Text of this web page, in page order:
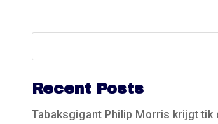
Recent Posts
Tabaksgigant Philip Morris krijgt tik